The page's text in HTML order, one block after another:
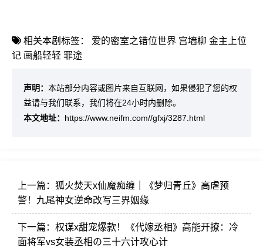
相关本剧标签： 爱的密室之错位世界 宫墙柳 金主上位
记 画船轻轻 罪途
声明： 本站部分内容或图片来自互联网，如果侵犯了您的权
益请与我们联系，我们将在24小时内删除。
本文地址： https://www.neifm.com//gfxj/3287.html
上一篇： 狐火焚天x仙魔痴缠｜《梦归青丘》高虐预
警！九尾神女逆命改写三界姻缘
下一篇： 权谋x甜宠爆款！《代嫁丞相》高能开撩：冷
面将军vs女装丞相の三十六计攻心计